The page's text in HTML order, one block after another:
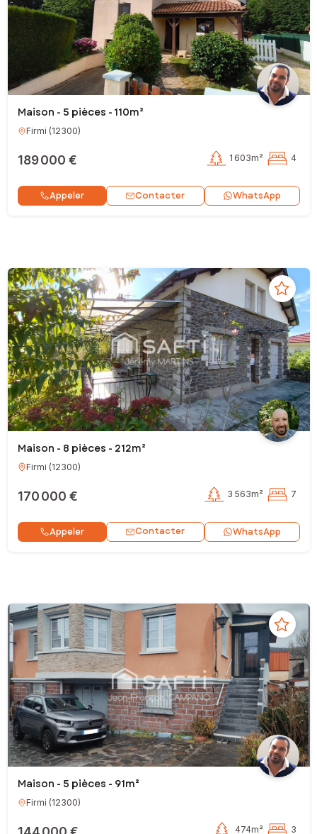
Maison - 5 pièces - 110m²
Firmi (12300)
189 000 € 1 603m² 4
Appeler Contacter WhatsApp
Maison - 8 pièces - 212m²
Firmi (12300)
170 000 € 3 563m² 7
Appeler Contacter WhatsApp
Maison - 5 pièces - 91m²
Firmi (12300)
474m² 3